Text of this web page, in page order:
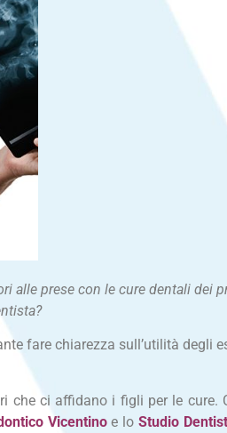
alle prese con le cure dentali dei
fare chiarezza sull’utilità
che ci affidano i figli per le cure.
Vicentinoe lo Studio